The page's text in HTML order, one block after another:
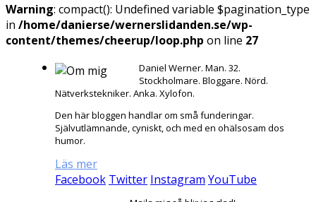
Warning: compact(): Undefined variable $pagination_type
in /home/danierse/wernerslidanden.se/wp-
content/themes/cheerup/loop.php on line 27
Daniel Werner. Man. 32.
Stockholmare. Bloggare. Nörd.
Nätverkstekniker. Anka. Xylofon.
Den här bloggen handlar om små funderingar.
Självutlämnande, cyniskt, och med en ohälsosam dos
humor.
Läs mer
Facebook Twitter Instagram YouTube